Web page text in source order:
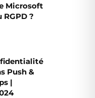
Microsoft
?
Push &
|